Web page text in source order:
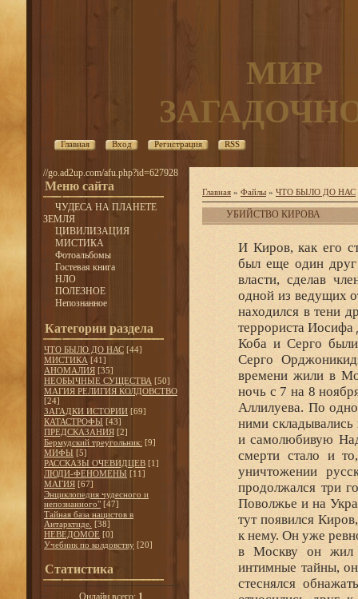
МИР
Главная Вход Регистрация RSS
//go.ad2up.com/afu.php?id=627928
Меню сайта
ЧУДЕСА НА ПЛАНЕТЕ
ЗЕМЛЯ
ЦИВИЛИЗАЦИЯ
МИСТИКА
Фотоальбомы
Гостевая книга
НЛО
ПОЛЕЗНОЕ
Непознанное
Категории раздела
ЧТО БЫЛО ДО НАС [44]
МИСТИКА [41]
АНОМАЛИЯ [35]
НЕОБЫЧНЫЕ СУЩЕСТВА [50]
МАГИЯ РЕЛИГИЯ КОЛДОВСТВО
[24]
ЗАГАДКИ ИСТОРИИ [69]
КАТАСТРОФЫ [43]
ПРЕДСКАЗАНИЯ [2]
Бермудский треугольник: [9]
МИФЫ [5]
РАССКАЗЫ ОЧЕВИДЦЕВ [1]
ЛЮДИ-ФЕНОМЕНЫ [11]
МАГИЯ [67]
Энциклопедия чудесного и
непознанного" [47]
Тайная база нацистов в
Антарктиде. [38]
НЕВЕДОМОЕ [0]
Учебник по колдовству [20]
Статистика
Онлайн всего: 1
Главная » Файлы » ЧТО БЫЛО ДО НАС
УБИЙСТВО КИРОВА
И Киров, как его
был еще один
власти, сделав
одной из ведущих
находился в тени
террориста
Коба и Серго
Серго
времени жили в
ночь с 7 на 8
Аллилуева. По
ними
и самолюбивую
смерти стало и
уничтожении
продолжался три
Поволжье и на
тут появился
к нему. Он уже
в Москву он жил
интимные тайны,
стеснялся